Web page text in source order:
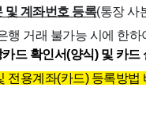
및 계좌번호 등록(통장 사
행 거래 불가능 시에 한
드 확인서(양식) 및 카드
전용계좌(카드) 등록방